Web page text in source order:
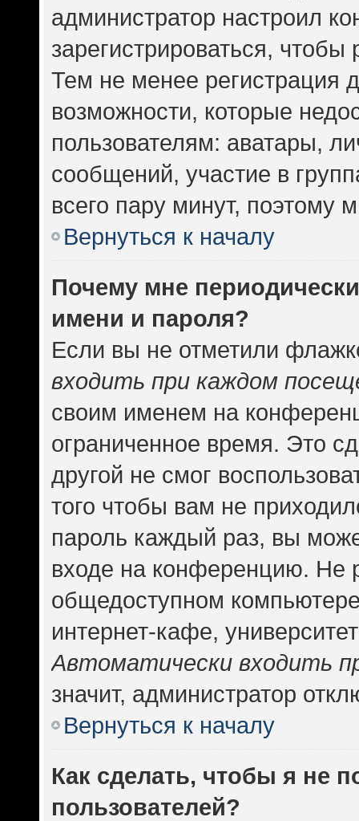
администратор настроил
зарегистрироваться,
Тем не менее регистрация
возможности, которые
пользователям: аватары,
сообщений, участие в
всего пару минут, поэтому
Вернуться к началу
Почему мне
имени и пароля?
Если вы не отметили
входить при каждом
своим именем на
ограниченное время. Это
другой не смог
того чтобы вам не
пароль каждый раз, вы
входе на конференцию. Не
общедоступном
интернет-кафе,
Автоматически входить
значит, администратор
Вернуться к началу
Как сделать, чтобы я не
пользователей?